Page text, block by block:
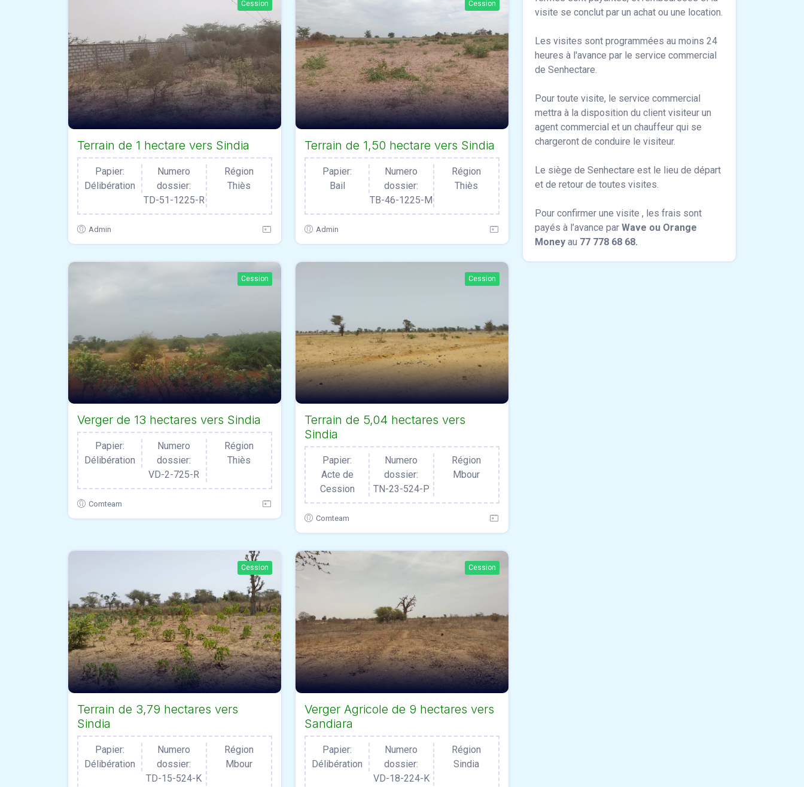
Cession
Terrain de 1 hectare vers Sindia
Papier:
Délibération
Numero
dossier:
TD-51-1225-R
Région
Thiès
Admin
Cession
Terrain de 1,50 hectare vers Sindia
Papier:
Bail
Numero
dossier:
TB-46-1225-M
Région
Thiès
Admin
Cession
Verger de 13 hectares vers Sindia
Papier:
Délibération
Numero
dossier:
VD-2-725-R
Région
Thiès
Comteam
Cession
Terrain de 5,04 hectares vers
Sindia
Papier:
Acte de
Cession
Numero
dossier:
TN-23-524-P
Région
Mbour
Comteam
Cession
Terrain de 3,79 hectares vers
Sindia
Papier:
Délibération
Numero
dossier:
TD-15-524-K
Région
Mbour
Cession
Verger Agricole de 9 hectares vers
Sandiara
Papier:
Délibération
Numero
dossier:
VD-18-224-K
Région
Sindia
visite se conclut par un achat ou une location.
Les visites sont programmées au moins 24
heures à l'avance par le service commercial
de Senhectare.
Pour toute visite, le service commercial
mettra à la disposition du client visiteur un
agent commercial et un chauffeur qui se
chargeront de conduire le visiteur.
Le siège de Senhectare est le lieu de départ
et de retour de toutes visites.
Pour confirmer une visite , les frais sont
payés à l’avance par Wave ou Orange
Money au 77 778 68 68.